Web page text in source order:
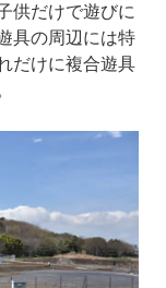
供だけで遊びに
具の周辺には特
だけに複合遊具